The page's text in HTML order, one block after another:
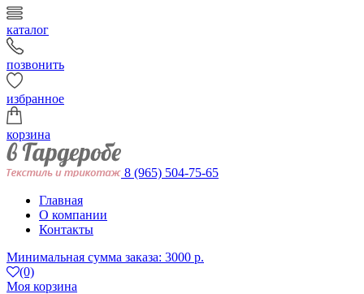
каталог
позвонить
избранное
корзина
8 (965) 504-75-65
Главная
О компании
Контакты
Минимальная сумма заказа: 3000 р.
(0)
Моя корзина